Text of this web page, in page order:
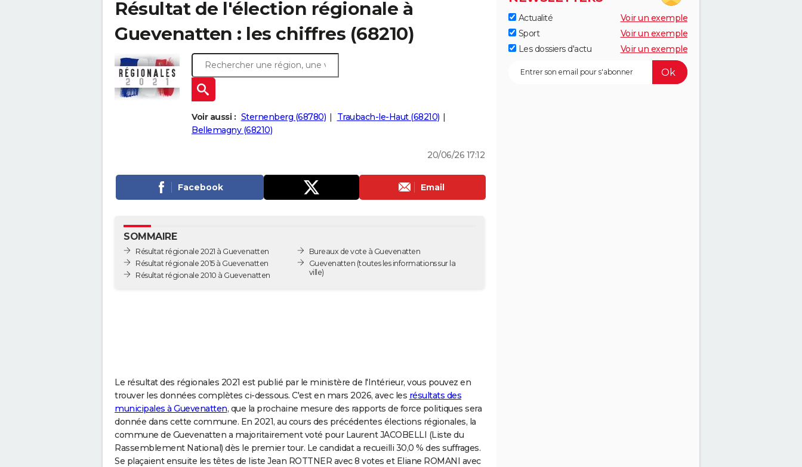
Résultat de l'élection régionale à
Guevenatten : les chiffres (68210)
Voir aussi : Sternenberg (68780)
Traubach-le-Haut (68210)
Bellemagny (68210)
20/06/26 17:12
Facebook Email
SOMMAIRE
Résultat régionale 2021 à Guevenatten
Résultat régionale 2015 à Guevenatten
Résultat régionale 2010 à Guevenatten
Bureaux de vote à Guevenatten
Guevenatten (toutes les informations sur la
ville)
Le résultat des régionales 2021 est publié par le ministère de l'Intérieur, vous pouvez en
trouver les données complètes ci-dessous. C'est en mars 2026, avec les résultats des
municipales à Guevenatten, que la prochaine mesure des rapports de force politiques sera
donnée dans cette commune. En 2021, au cours des précédentes élections régionales, la
commune de Guevenatten a majoritairement voté pour Laurent JACOBELLI (Liste du
Rassemblement National) dès le premier tour. Le candidat a recueilli 30,0 % des suffrages.
Se plaçaient ensuite les têtes de liste Jean ROTTNER avec 8 votes et Eliane ROMANI avec
Actualité
Voir un exemple
Sport
Voir un exemple
Les dossiers d'actu
Voir un exemple